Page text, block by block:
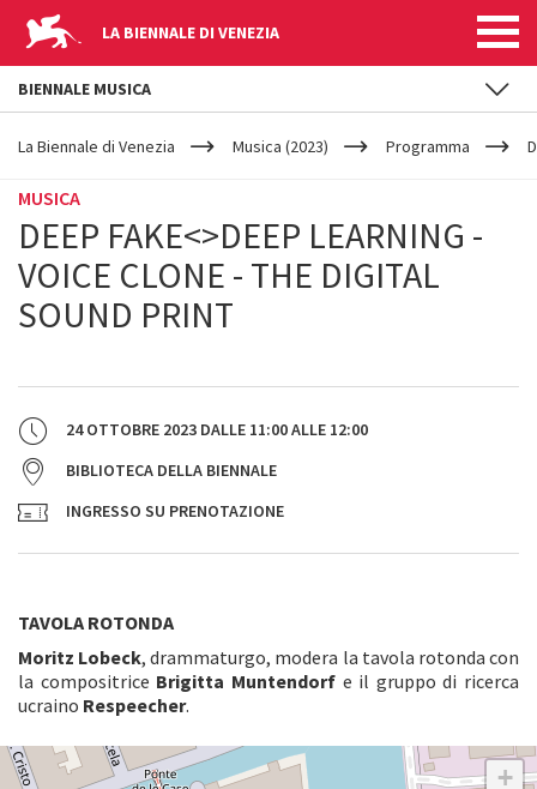
LA BIENNALE DI VENEZIA
YOUR
ARE
La Biennale di Venezia Musica (2023) Programma
MUSICA
DEEP FAKE<>DEEP LEARNING -
VOICE CLONE - THE DIGITAL
SOUND PRINT
24 OTTOBRE 2023 DALLE 11:00ALLE 12:00
BIBLIOTECA DELLA BIENNALE
INGRESSO SU PRENOTAZIONE
TAVOLA ROTONDA
Moritz Lobeck, drammaturgo, modera la tavola rotonda con
la compositrice Brigitta Muntendorfe il gruppo di ricerca
ucraino Respeecher.
BIBLIOTECA
+
BIENNALE MUSICA